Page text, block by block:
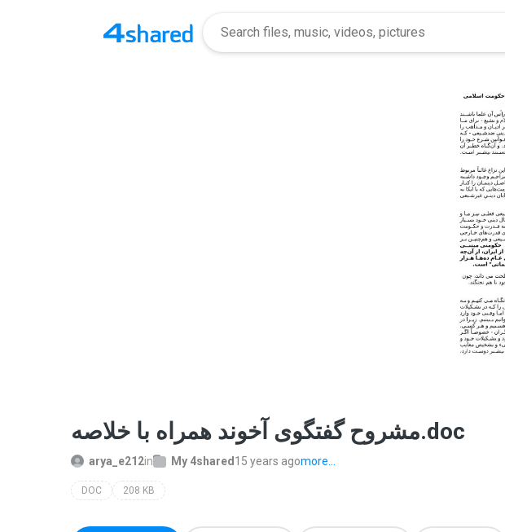
مشروح گفتگوی آخوند همراه با خلاصه.doc
arya_e212in My 4shared 15 years agomore...
DOC 208 KB